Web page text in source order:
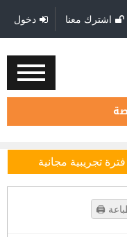
اشترك معنا دخول
تجريبية مجانية